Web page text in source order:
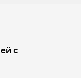
с